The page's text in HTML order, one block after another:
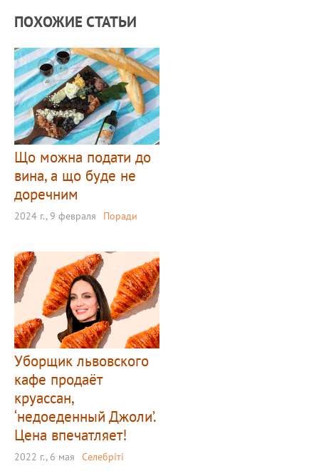
ПОХОЖИЕ СТАТЬИ
Що можна подати до
вина, а що буде не
доречним
2024 г., 9 февраля Поради
Уборщик львовского
кафе продаёт
круассан,
‘недоеденный Джоли’.
Цена впечатляет!
2022 г., 6 мая Селебріті